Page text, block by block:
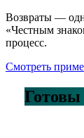
Возвраты —
«Честным
процесс.
Смотреть
Готовы